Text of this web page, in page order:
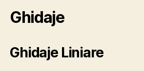
Ghidaje
Ghidaje Liniare